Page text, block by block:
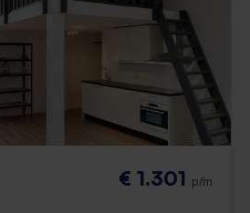
€ 1.301 p/m